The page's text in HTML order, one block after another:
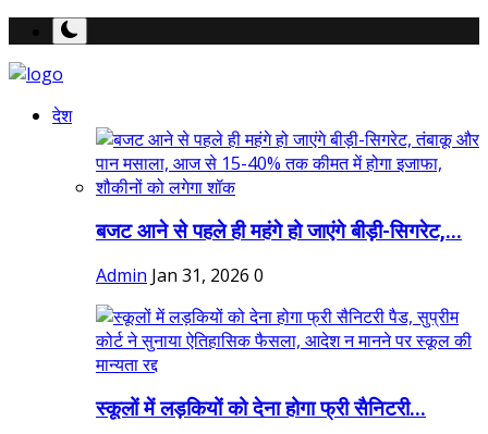
देश
बजट आने से पहले ही महंगे हो जाएंगे बीड़ी-सिगरेट,...
Admin Jan 31, 2026 0
स्कूलों में लड़कियों को देना होगा फ्री सैनिटरी...